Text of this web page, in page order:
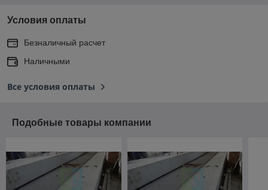
Условия оплаты
Безналичный расчет
Наличными
Все условия оплаты
Подобные товары компании